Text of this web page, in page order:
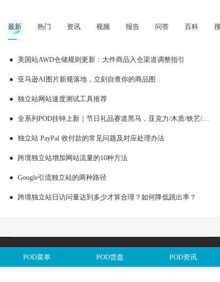
最新 热门 资讯 视频 报告 问答 百科
美国站AWD仓储规则更新：大件商品入仓渠道调整指引
亚马逊AI图片新规落地，立刻自查你的商品图
独立站网站速度测试工具推荐
全系列POD挂钟上新｜节日礼品赛道黑马，亚克力/木质/铁艺/ 玻璃挂钟选品全解析！
独立站 PayPal 收付款的常见问题及对应处理办法
跨境独立站增加网站流量的10种方法
Google引流独立站的两种路径
跨境独立站日访问量达到多少才算合理？如何降低跳出率？
Copyright @全球定制网All Rights Reserved. 闽ICP备2025106563号
POD菜单 POD货盘 POD资讯